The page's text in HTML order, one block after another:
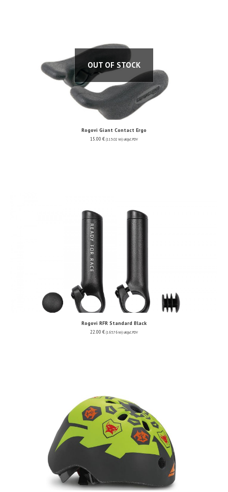
OUT OF STOCK
Rogovi Giant Contact Ergo
15.00 € (113.02 kn) uključ. PDV
Rogovi RFR Standard Black
22.00 € (165.76 kn) uključ. PDV